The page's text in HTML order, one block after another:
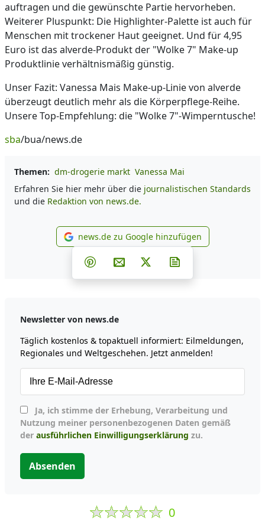
auftragen und die gewünschte Partie hervorheben.
Weiterer Pluspunkt: Die Highlighter-Palette ist auch für
Menschen mit trockener Haut geeignet. Und für 4,95
Euro ist das alverde-Produkt der "Wolke 7" Make-up
Produktlinie verhältnismäßig günstig.
Unser Fazit: Vanessa Mais Make-up-Linie von alverde
überzeugt deutlich mehr als die Körperpflege-Reihe.
Unsere Top-Empfehlung: die "Wolke 7"-Wimperntusche!
sba/bua/news.de
Themen: dm-drogerie markt Vanessa Mai
Erfahren Sie hier mehr über die journalistischen Standards
und die Redaktion von news.de.
news.de zu Google
news.de zu Google hinzufügen
Teilen auf Facebook
Teilen auf Whatsapp
Teilen auf Telegram
Teilen auf Pinterest
Per E-Mail teilen
Post auf X
Newsletter von news.de
Täglich kostenlos & topaktuell informiert: Eilmeldungen,
Regionales und Weltgeschehen. Jetzt anmelden!
Nutzung meiner personenbezogenen Daten gemäß
der ausführlichen Einwilligungserklärung zu.
Absenden
0